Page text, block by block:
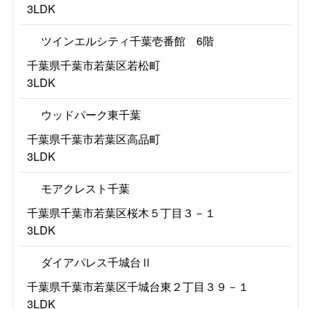
3LDK
ツインエルシティ千葉壱番館 6階
千葉県千葉市若葉区若松町
3LDK
ウッドパーク東千葉
千葉県千葉市若葉区高品町
3LDK
モアクレスト千葉
千葉県千葉市若葉区桜木５丁目３－１
3LDK
ダイアパレス千城台Ⅱ
千葉県千葉市若葉区千城台東２丁目３９－１
3LDK